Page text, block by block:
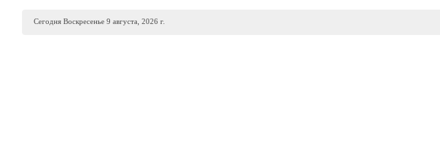
Сегодня Воскресенье 9 августа, 2026 г.